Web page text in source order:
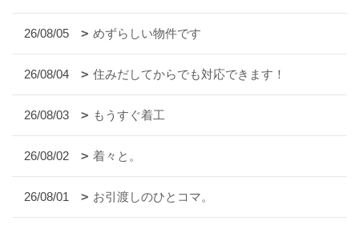
26/08/05 めずらしい物件です
26/08/04 住みだしてからでも対応できます！
26/08/03 もうすぐ着工
26/08/02 着々と。
26/08/01 お引渡しのひとコマ。